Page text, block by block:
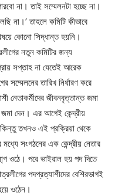
না। তাই সম্মেলনটা হচ্ছে না।
না।’ তাহলে কমিটি কীভাবে
কোনো সিদ্ধান্ত হয়নি।
নতুন কমিটির জন্য
সপ্তাহ না যেতেই আরেক
সম্মেলনের তারিখ নির্ধারণ করে
নেতাকর্মীদের জীবনবৃত্তান্ত জমা
দেন। এর আগেই কেন্দ্রীয়
কিন্তু তখনও এই প্রক্রিয়া থেকে
সংগঠনের এক কেন্দ্রীয় নেতার
ওঠে। পরে ভাইরাল হয় পদ দিতে
পদপ্রত্যাশীদের বেশিরভাগই
ওঠেন।